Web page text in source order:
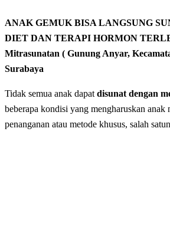
ANAK GEMUK BISA LANGSUNG
DIET DAN TERAPI HORMON
Mitrasunatan ( Gunung Anyar,
Surabaya
Tidak semua anak dapat disunat dengan
beberapa kondisi yang mengharuskan anak
penanganan atau metode khusus, salah